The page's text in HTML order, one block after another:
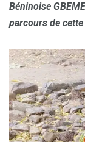
Béninoise
parcours de